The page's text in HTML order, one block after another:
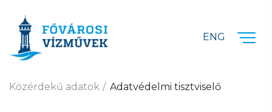
ENG
Közérdekű adatok Adatvédelmi tisztviselő